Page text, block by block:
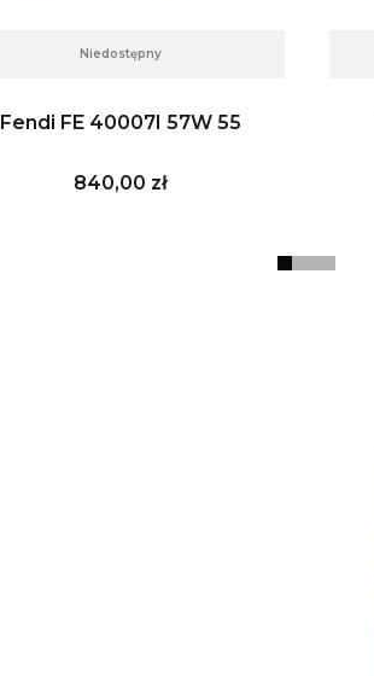
Niedostępny
Fendi FE 40007I 57W 55
Cena
840,00 zł